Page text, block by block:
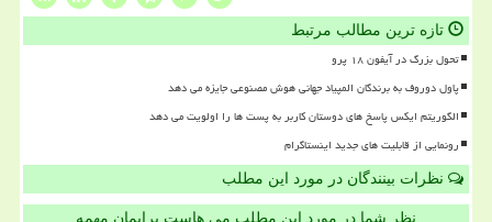
تازه ترین مطالب مرتبط
تحول بزرگ در آیفون ۱۸ پرو
پاول دوروف به برندگان المپیاد جهانی هوش مصنوعی جایزه می دهد
الگوریتم ایکس پاسخ های دوستان کاربر به پست ها را اولویت می دهد
رونمایی از قابلیت های جدید اینستاگرام
نظرات بینندگان در مورد این مطلب
نظر شما در مورد این مطلب می هاست برایمان مهمه